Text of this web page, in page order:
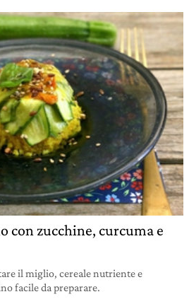
con zucchine, curcuma e
il miglio, cereale nutriente e
facile da preparare.